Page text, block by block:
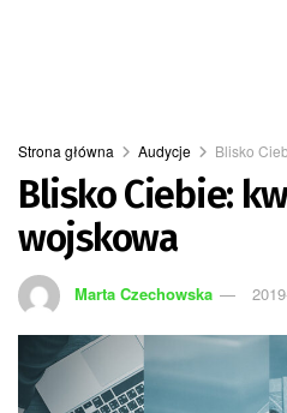
Strona główna Audycje Blisko
Blisko Ciebie:
wojskowa
Marta Czechowska